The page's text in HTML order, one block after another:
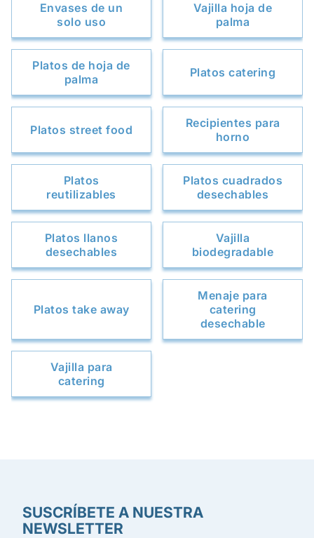
Envases de un
solo uso
Vajilla hoja de
palma
Platos de hoja de
palma
Platos catering
Platos street food
Recipientes para
horno
Platos
reutilizables
Platos cuadrados
desechables
Platos llanos
desechables
Vajilla
biodegradable
Platos take away
Menaje para
catering
desechable
Vajilla para
catering
SUSCRÍBETE A NUESTRA
NEWSLETTER